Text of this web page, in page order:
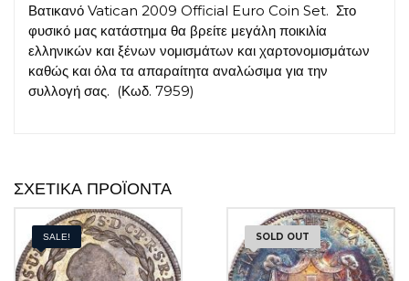
Βατικανό Vatican 2009 Official Euro Coin Set. Στο
φυσικό μας κατάστημα θα βρείτε μεγάλη ποικιλία
ελληνικών και ξένων νομισμάτων και χαρτονομισμάτων
καθώς και όλα τα απαραίτητα αναλώσιμα για την
συλλογή σας. (Κωδ. 7959)
ΣΧΕΤΙΚΆ ΠΡΟΪΌΝΤΑ
SALE! SOLD OUT